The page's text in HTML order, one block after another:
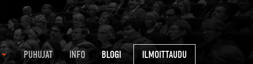
PUHUJAT INFO BLOGI ILMOITTAUDU